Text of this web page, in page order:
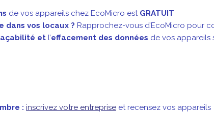
de vos appareils chez EcoMicro est GRATUIT
dans vos locaux ? Rapprochez-vous d’EcoMicro pour
et l’effacement des données de vos appareils
: inscrivez votre entreprise et recensez vos appareils